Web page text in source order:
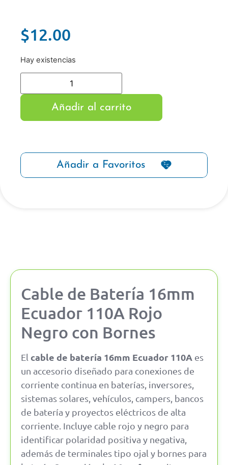
$12.00
Hay existencias
Añadir al carrito
Añadir a Favoritos
Cable de Batería 16mm
Ecuador 110A Rojo
Negro con Bornes
El cable de batería 16mm Ecuador 110A es
un accesorio diseñado para conexiones de
corriente continua en baterías, inversores,
sistemas solares, vehículos, campers, bancos
de batería y proyectos eléctricos de alta
corriente. Incluye cable rojo y negro para
identificar polaridad positiva y negativa,
además de terminales tipo ojal y bornes para